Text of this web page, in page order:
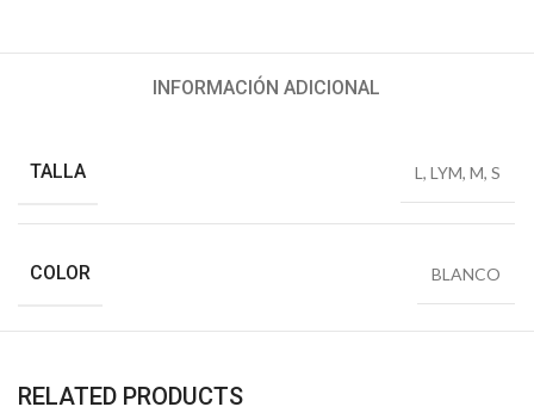
INFORMACIÓN ADICIONAL
TALLA L,LYM,M,S
COLOR BLANCO
RELATED PRODUCTS